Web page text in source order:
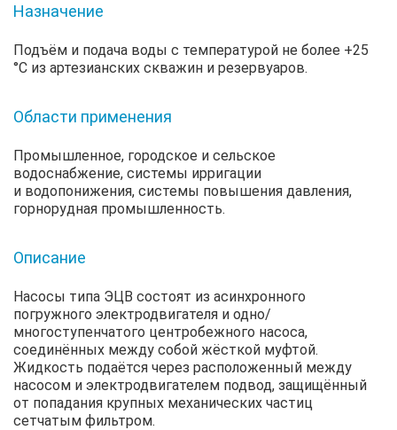
Назначение
Подъём и подача воды с температурой не более +25
°С из артезианских скважин и резервуаров.
Области применения
Промышленное, городское и сельское
водоснабжение, системы ирригации
и водопонижения, системы повышения давления,
горнорудная промышленность.
Описание
Насосы типа ЭЦВ состоят из асинхронного
погружного электродвигателя и одно/
многоступенчатого центробежного насоса,
соединённых между собой жёсткой муфтой.
Жидкость подаётся через расположенный между
насосом и электродвигателем подвод, защищённый
от попадания крупных механических частиц
сетчатым фильтром.